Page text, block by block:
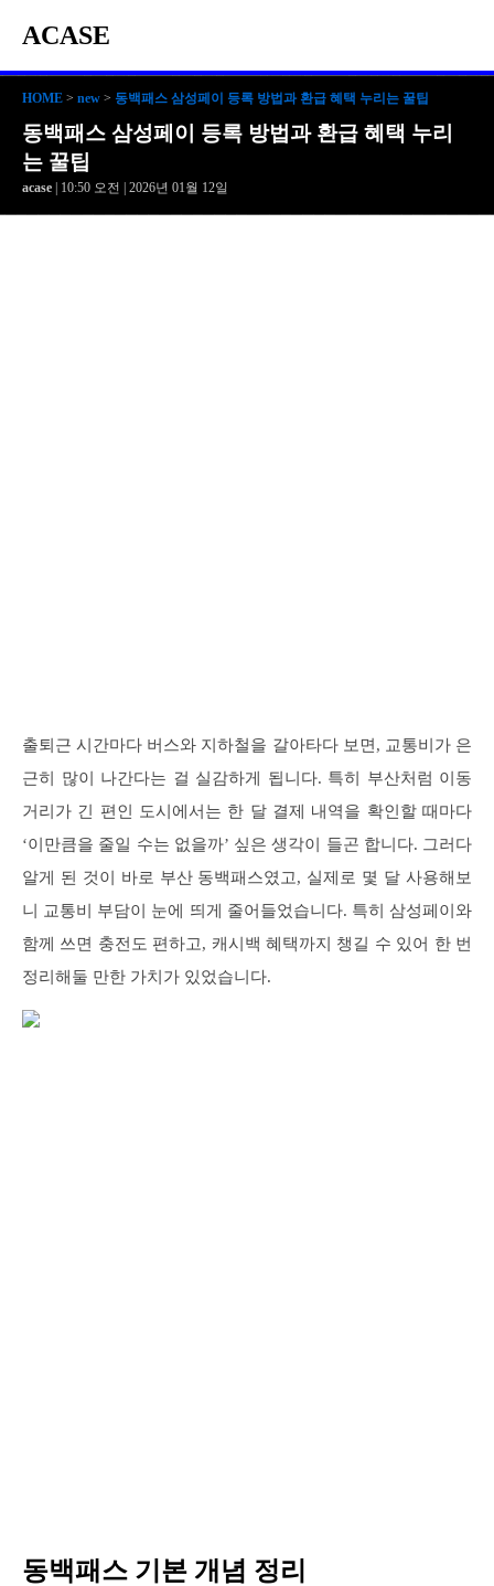
ACASE
HOME > new > 동백패스 삼성페이 등록 방법과 환급 혜택 누리는 꿀팁
동백패스 삼성페이 등록 방법과 환급 혜택 누리
는 꿀팁
acase | 10:50 오전 | 2026년 01월 12일
출퇴근 시간마다 버스와 지하철을 갈아타다 보면, 교통비가 은
근히 많이 나간다는 걸 실감하게 됩니다. 특히 부산처럼 이동
거리가 긴 편인 도시에서는 한 달 결제 내역을 확인할 때마다
‘이만큼을 줄일 수는 없을까’ 싶은 생각이 들곤 합니다. 그러다
알게 된 것이 바로 부산 동백패스였고, 실제로 몇 달 사용해보
니 교통비 부담이 눈에 띄게 줄어들었습니다. 특히 삼성페이와
함께 쓰면 충전도 편하고, 캐시백 혜택까지 챙길 수 있어 한 번
정리해둘 만한 가치가 있었습니다.
동백패스 기본 개념 정리